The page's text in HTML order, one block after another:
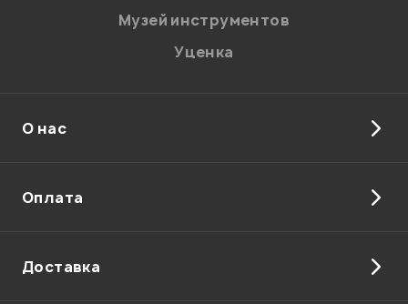
Отправить
Музей инструментов
Уценка
О нас
Оплата
Доставка